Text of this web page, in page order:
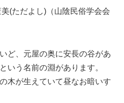
だよし)（山陰民俗学会会
ど、元屋の奥に安長の谷があ
いう名前の淵があります。
木が生えていて昼なお暗いす